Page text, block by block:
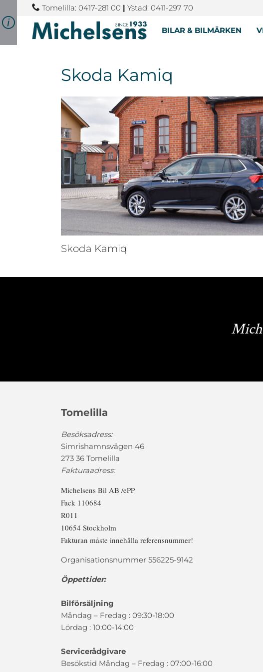
Tomelilla: 0417-281 00 | Ystad: 0411-297 70
BILAR & BILMÄRKEN
Skoda Kamiq
Skoda Kamiq
Tomelilla
Besöksadress:
Simrishamnsvägen 46
273 36 Tomelilla
Fakturaadress:
Michelsens Bil AB /ePP
Fack 110684
R011
10654 Stockholm
Fakturan måste innehålla referensnummer!
Organisationsnummer 556225-9142
Öppettider:
Bilförsäljning
Måndag – Fredag : 09:30-18:00
Lördag : 10:00-14:00
Servicerådgivare
Besökstid Måndag – Fredag : 07:00-16:00